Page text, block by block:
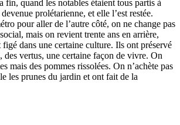
fin, quand les notables étaient tous partis à
prolétarienne, et elle l’est restée.
pour aller de l’autre côté, on ne change pas
mais on revient trente ans en arrière,
figé dans une certaine culture. Ils ont préservé
des vertus, une certaine façon de vivre. On
mais des pommes rissolées. On n’achète pas
les prunes du jardin et ont fait de la